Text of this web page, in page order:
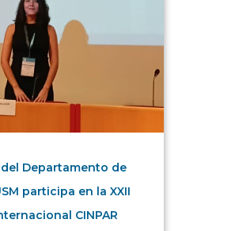
Departamento de
participa en la XXII
CINPAR